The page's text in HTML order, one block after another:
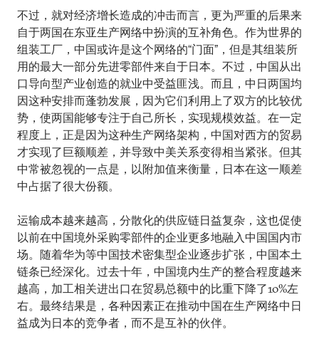
不过，就对经济增长造成的冲击而言，更为严重的后果来
自于两国在东亚生产网络中扮演的互补角色。作为世界的
组装工厂，中国或许是这个网络的“门面”，但是其组装所
用的最大一部分先进零部件来自于日本。不过，中国从出
口导向型产业创造的就业中受益匪浅。而且，中日两国均
因这种安排而蓬勃发展，因为它们利用上了双方的比较优
势，使两国能够专注于自己所长，实现规模效益。在一定
程度上，正是因为这种生产网络架构，中国对西方的贸易
才实现了巨额顺差，并导致中美关系变得相当紧张。但其
中常被忽视的一点是，以附加值来衡量，日本在这一顺差
中占据了很大份额。
运输成本越来越高，分散化的供应链日益复杂，这也促使
以前在中国境外采购零部件的企业更多地融入中国国内市
场。随着华为等中国技术密集型企业逐步扩张，中国本土
链条已经深化。过去十年，中国境内生产的整合程度越来
越高，加工相关进出口在贸易总额中的比重下降了10%左
右。最终结果是，各种因素正在推动中国在生产网络中日
益成为日本的竞争者，而不是互补的伙伴。